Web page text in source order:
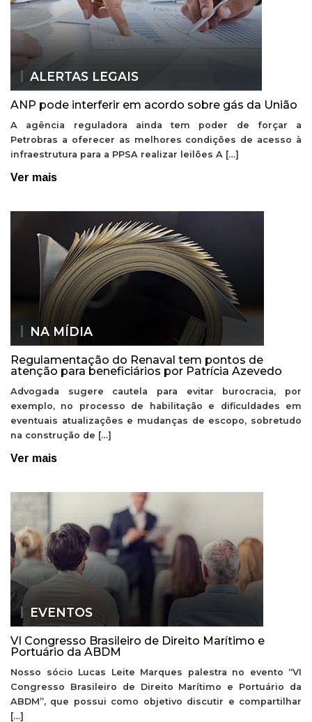
ALERTAS LEGAIS
ANP pode interferir em acordo sobre gás da União
A agência reguladora ainda tem poder de forçar a
Petrobras a oferecer as melhores condições de acesso à
infraestrutura para a PPSA realizar leilões A […]
Ver mais
NA MÍDIA
Regulamentação do Renaval tem pontos de
atenção para beneficiários por Patrícia Azevedo
Advogada sugere cautela para evitar burocracia, por
exemplo, no processo de habilitação e dificuldades em
eventuais atualizações e mudanças de escopo, sobretudo
na construção de […]
Ver mais
EVENTOS
VI Congresso Brasileiro de Direito Marítimo e
Portuário da ABDM
Nosso sócio Lucas Leite Marques palestra no evento “VI
Congresso Brasileiro de Direito Marítimo e Portuário da
ABDM”, que possui como objetivo discutir e compartilhar
[…]